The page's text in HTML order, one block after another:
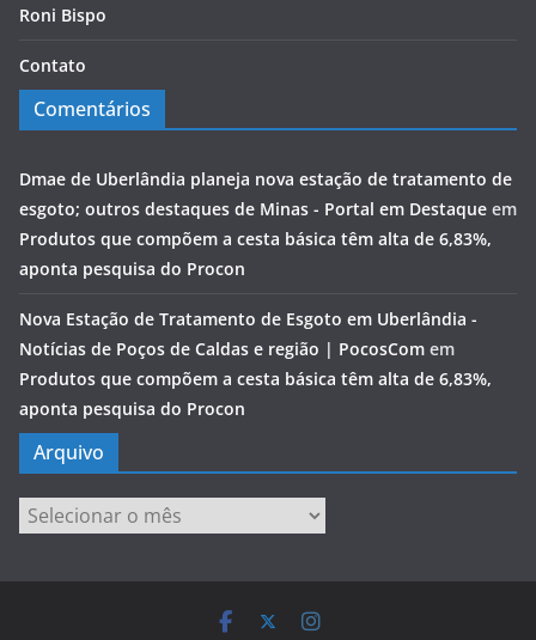
Roni Bispo
Contato
Comentários
Dmae de Uberlândia planeja nova estação de tratamento de
esgoto; outros destaques de Minas - Portal em Destaque em
Produtos que compõem a cesta básica têm alta de 6,83%,
aponta pesquisa do Procon
Nova Estação de Tratamento de Esgoto em Uberlândia -
Notícias de Poços de Caldas e região | PocosCom em
Produtos que compõem a cesta básica têm alta de 6,83%,
aponta pesquisa do Procon
Arquivo
Arquivo